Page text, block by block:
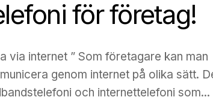
för företag!
via internet ” Som företagare kan man
genom internet på olika sätt.
och internettelefoni som...